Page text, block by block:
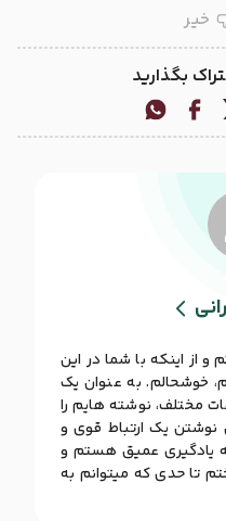
خیر
بگذارید
از اینکه با شما در این
خوشحالم. به عنوان یک
مختلف، نوشته هایم را
نوشتن یک ارتباط قوی و
یادگیری عمیق هستم و
تا حدی که میتوانم به